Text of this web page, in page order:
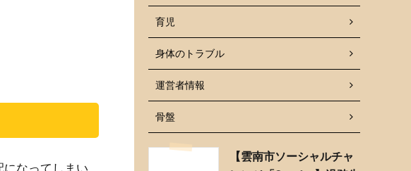
なってしまい
育児
身体のトラブル
運営者情報
骨盤
【雲南市ソーシャルチャ